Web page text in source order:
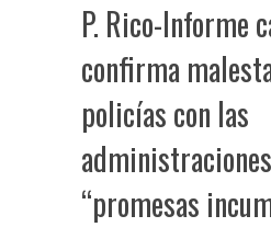
P. Rico-Informe
confirma
policías con las
“promesas